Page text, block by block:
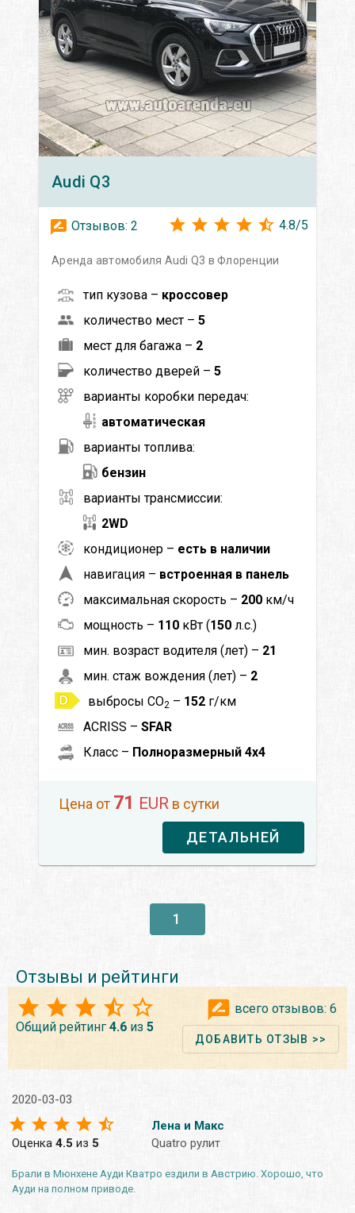
Audi Q3
Отзывов: 2 4.8/5
Аренда автомобиля Audi Q3 в Флоренции
тип кузова – кроссовер
количество мест – 5
мест для багажа – 2
количество дверей – 5
варианты коробки передач:
автоматическая
варианты топлива:
бензин
варианты трансмиссии:
2WD
кондиционер – есть в наличии
навигация – встроенная в панель
максимальная скорость – 200 км/ч
мощность – 110 кВт (150 л.с.)
мин. возраст водителя (лет) – 21
мин. стаж вождения (лет) – 2
выбросы CO2 – 152 г/км
ACRISS – SFAR
Класс – Полноразмерный 4x4
Цена от 71 EUR в сутки
ДЕТАЛЬНЕЙ
1
Отзывы и рейтинги
Общий рейтинг 4.6 из 5
всего отзывов: 6
ДОБАВИТЬ ОТЗЫВ >>
2020-03-03
Оценка 4.5 из 5
Лена и Макс
Quatro рулит
Брали в Мюнхене Ауди Кватро ездили в Австрию. Хорошо, что
Ауди на полном приводе.